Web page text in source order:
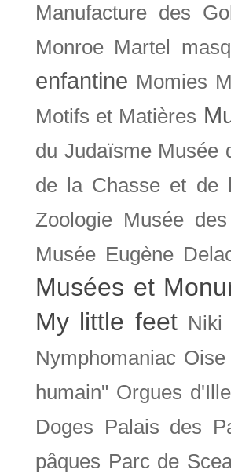
Manufacture des
Monroe Martel
enfantine Momies
Motifs et Matières
du Judaïsme Musée
de la Chasse et de
Zoologie Musée
Musée Eugène
Musées et
My little feet Niki
Nymphomaniac Oise
humain" Orgues
Doges
Palais des
pâques Parc de